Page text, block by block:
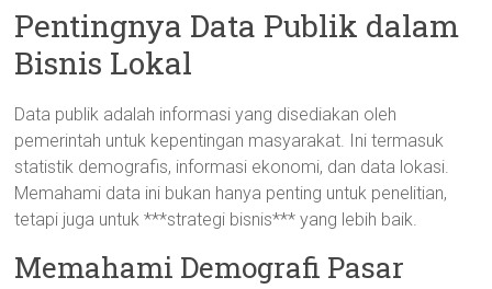
Pentingnya Data Publik dalam
Bisnis Lokal
Data publik adalah informasi yang disediakan oleh
pemerintah untuk kepentingan masyarakat. Ini termasuk
statistik demografis, informasi ekonomi, dan data lokasi.
Memahami data ini bukan hanya penting untuk penelitian,
tetapi juga untuk ***strategi bisnis*** yang lebih baik.
Memahami Demografi Pasar